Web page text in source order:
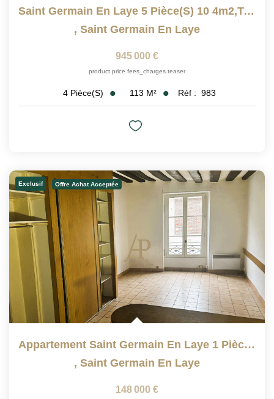
Saint Germain En Laye 5 Pièce(s) 10 4m2,terrasse 90 M²
, Saint Germain En Laye
945 000 €
product.price.fees_charges.teaser
4 Pièce(s) 113 M² Réf : 983
Exclusif Offre Achat Acceptée
Appartement Saint Germain En Laye 1 Pièce(s) 24.14 M2
, Saint Germain En Laye
148 000 €